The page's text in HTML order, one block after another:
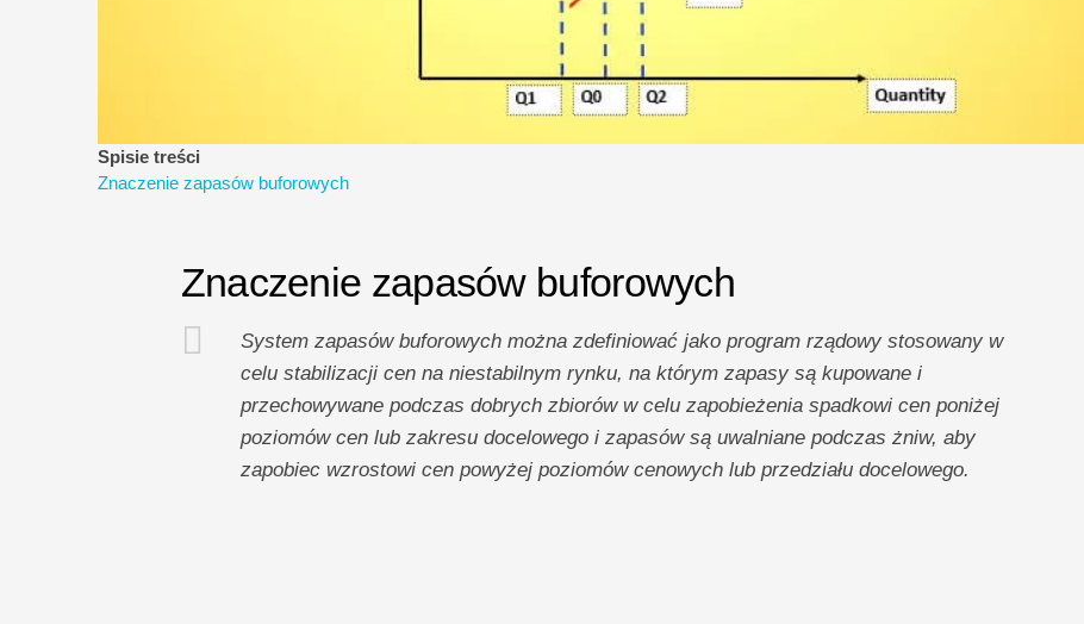
Spisie treści
Znaczenie zapasów buforowych
Znaczenie zapasów buforowych
System zapasów buforowych można zdefiniować jako program rządowy stosowany w
celu stabilizacji cen na niestabilnym rynku, na którym zapasy są kupowane i
przechowywane podczas dobrych zbiorów w celu zapobieżenia spadkowi cen poniżej
poziomów cen lub zakresu docelowego i zapasów są uwalniane podczas żniw, aby
zapobiec wzrostowi cen powyżej poziomów cenowych lub przedziału docelowego.